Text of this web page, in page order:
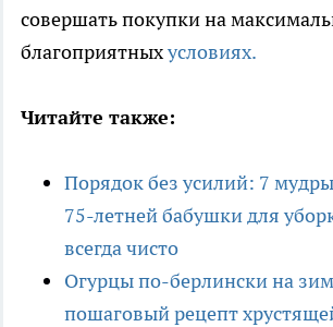
совершать покупки на
благоприятныхусловиях.
Читайте также:
Порядок без усилий: 7
75-летней бабушки для
всегда чисто
Огурцы по-берлински на
пошаговый рецепт